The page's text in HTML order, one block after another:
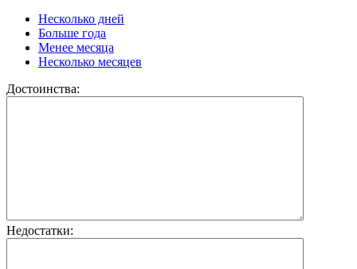
Несколько дней
Больше года
Менее месяца
Несколько месяцев
Достоинства:
Недостатки: